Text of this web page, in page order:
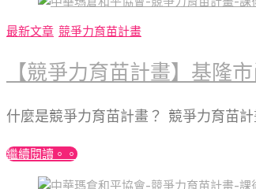
最新文章 競爭力育苗計畫
【競爭力育苗計畫】基隆
什麼是競爭力育苗計畫？ 競爭力育苗
繼續閱讀。。